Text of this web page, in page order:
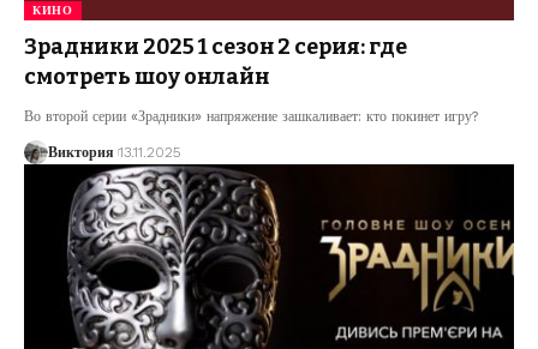
КИНО
Зрадники 2025 1 сезон 2 серия: где
смотреть шоу онлайн
Во второй серии «Зрадники» напряжение зашкаливает: кто покинет игру?
Виктория 13.11.2025